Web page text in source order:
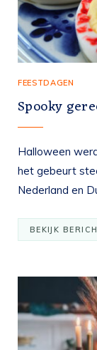
FEESTDAGEN
Spooky
Halloween
het gebeurt
Nederland en
BEKIJK